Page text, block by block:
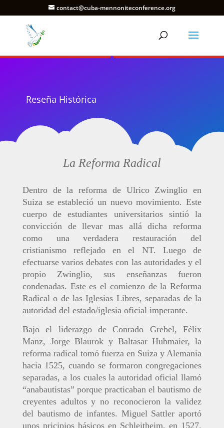
contact@cuba-mennoniteconference.org
Reseña Histórica
La Reforma Radical
Dentro de la reforma de Ulrico Zwinglio en
Suiza se estableció un nuevo movimiento. Este
cuerpo de estudiantes universitarios sintió la
convicción de llevar mas allá dicha reforma
como una verdadera restauración del
cristianismo reflejado en el NT. Luego de
efectuarse varios debates con las autoridades y el
propio Zwinglio, sus enseñanzas fueron
condenadas. Este es el comienzo de la Reforma
Radical o de las Iglesias Libres, separadas de la
autoridad del estado/iglesia oficial imperante.
Bajo el liderazgo de Conrado Grebel, Félix
Manz, Jorge Blaurok y Baltasar Hubmaier, la
reforma radical tomó fuerza en Suiza y Alemania
hacia 1525, cuando se formaron congregaciones
separadas, a los cuales la autoridad oficial llamó
“anabautistas” porque practicaban el bautismo de
creyentes adultos y no reconocieron la validez
del bautismo de infantes. Miguel Sattler aportó
unos pricipios básicos en Schleitheim, en 1527.